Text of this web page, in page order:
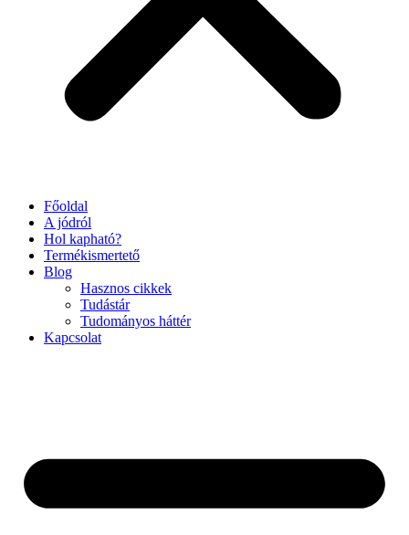
Főoldal
A jódról
Hol kapható?
Termékismertető
Blog
Hasznos cikkek
Tudástár
Tudományos háttér
Kapcsolat